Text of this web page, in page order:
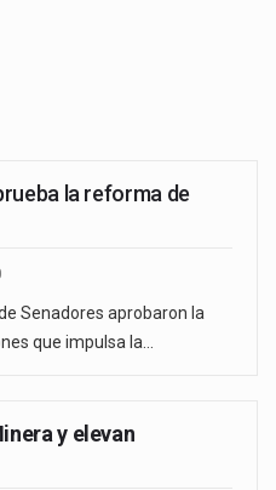
la reforma de
Senadores aprobaron la
que impulsa la…
y elevan